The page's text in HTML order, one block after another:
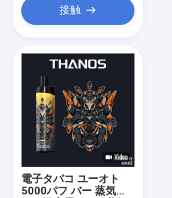
接触
電子タバコ ユーオト
5000パフ バー 蒸気ペ